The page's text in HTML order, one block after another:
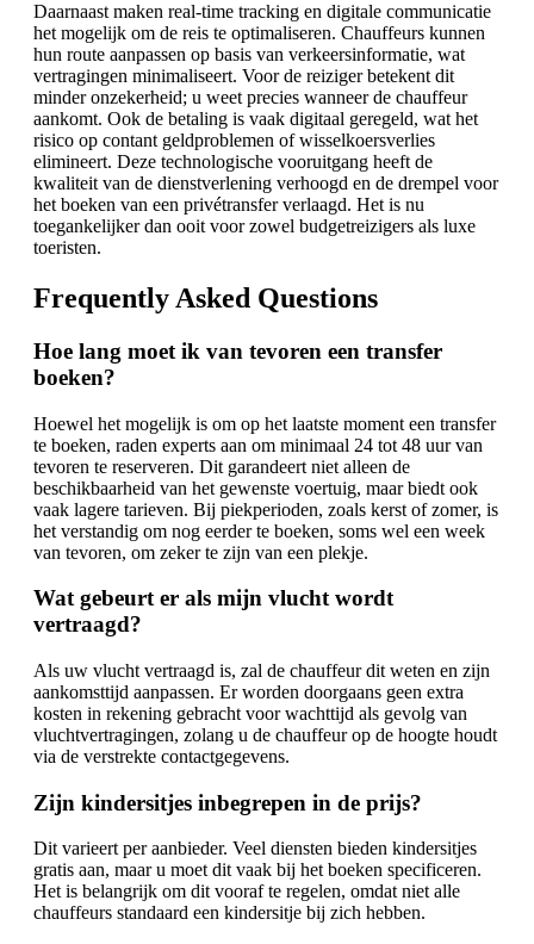
Daarnaast maken real-time tracking en digitale communicatie
het mogelijk om de reis te optimaliseren. Chauffeurs kunnen
hun route aanpassen op basis van verkeersinformatie, wat
vertragingen minimaliseert. Voor de reiziger betekent dit
minder onzekerheid; u weet precies wanneer de chauffeur
aankomt. Ook de betaling is vaak digitaal geregeld, wat het
risico op contant geldproblemen of wisselkoersverlies
elimineert. Deze technologische vooruitgang heeft de
kwaliteit van de dienstverlening verhoogd en de drempel voor
het boeken van een privétransfer verlaagd. Het is nu
toegankelijker dan ooit voor zowel budgetreizigers als luxe
toeristen.
Frequently Asked Questions
Hoe lang moet ik van tevoren een transfer
boeken?
Hoewel het mogelijk is om op het laatste moment een transfer
te boeken, raden experts aan om minimaal 24 tot 48 uur van
tevoren te reserveren. Dit garandeert niet alleen de
beschikbaarheid van het gewenste voertuig, maar biedt ook
vaak lagere tarieven. Bij piekperioden, zoals kerst of zomer, is
het verstandig om nog eerder te boeken, soms wel een week
van tevoren, om zeker te zijn van een plekje.
Wat gebeurt er als mijn vlucht wordt
vertraagd?
Als uw vlucht vertraagd is, zal de chauffeur dit weten en zijn
aankomsttijd aanpassen. Er worden doorgaans geen extra
kosten in rekening gebracht voor wachttijd als gevolg van
vluchtvertragingen, zolang u de chauffeur op de hoogte houdt
via de verstrekte contactgegevens.
Zijn kindersitjes inbegrepen in de prijs?
Dit varieert per aanbieder. Veel diensten bieden kindersitjes
gratis aan, maar u moet dit vaak bij het boeken specificeren.
Het is belangrijk om dit vooraf te regelen, omdat niet alle
chauffeurs standaard een kindersitje bij zich hebben.